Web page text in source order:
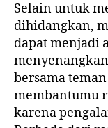
Selain untuk
dihidangkan,
dapat menjadi
bersama
membantumu
karena